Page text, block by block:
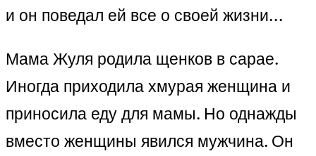
и он поведал ей все о своей жизни…
Мама Жуля родила щенков в сарае.
Иногда приходила хмурая женщина и
приносила еду для мамы. Но однажды
вместо женщины явился мужчина. Он